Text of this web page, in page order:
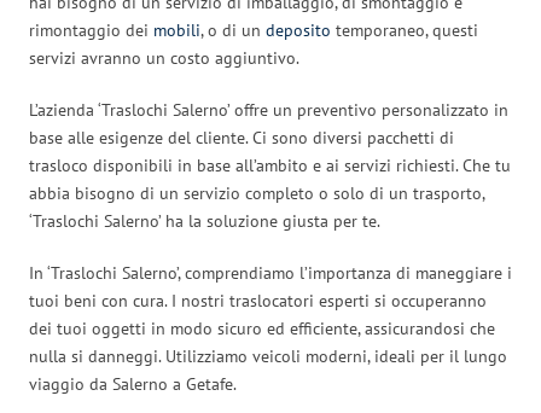
rimontaggio dei mobili, o di un deposito temporaneo, questi
servizi avranno un costo aggiuntivo.
L’azienda ‘Traslochi Salerno’ offre un preventivo personalizzato in
base alle esigenze del cliente. Ci sono diversi pacchetti di
trasloco disponibili in base all’ambito e ai servizi richiesti. Che tu
abbia bisogno di un servizio completo o solo di un trasporto,
‘Traslochi Salerno’ ha la soluzione giusta per te.
In ‘Traslochi Salerno’, comprendiamo l’importanza di maneggiare i
tuoi beni con cura. I nostri traslocatori esperti si occuperanno
dei tuoi oggetti in modo sicuro ed efficiente, assicurandosi che
nulla si danneggi. Utilizziamo veicoli moderni, ideali per il lungo
viaggio da Salerno a Getafe.